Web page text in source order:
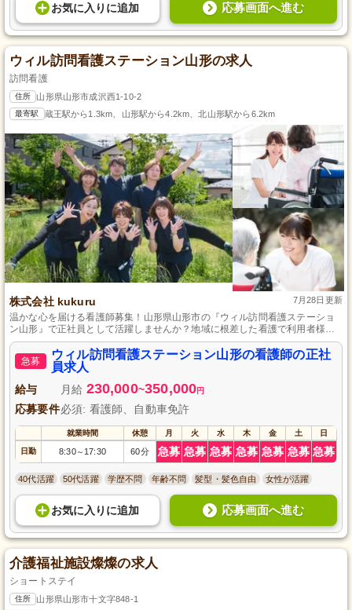
お気に入り に追加 応募画面へ進む
ウィル訪問看護ステーション山形の求人
訪問看護
住所 山形県山形市成沢西1-10-2
最寄駅 蔵王駅から1.3km、山形駅から4.2km、北山形駅から6.2km
株式会社 kukuru 7月28日更新
温かな心を届ける看護師募集！山形県山形市の『ウィル訪問看護ステーショ
ン山形』で正社員として活躍しませんか？地域に根差した看護で利用者様に
寄り添い、自立を支援するやりがいのあるお仕事です。チームワークを大切
に、質の高い医療サービスを提供できる方をお待ちしています。教育体制も
充実しているので、ブランクのある方や経験の浅い方も安心してチャレンジ
できます。あなたの専門性と温かな心で、地域の健康を守りましょう。
急募
ウィル訪問看護ステーション山形の看護師の正社
員求人
給与 月給 230,000~350,000円
応募要件必須: 看護師、自動車免許
就業時間 休憩 月 火 水 木 金 土 日
日勤 8:30～ 17:30 60分 急募 急募 急募 急募 急募 急募 急募
40代活躍 50代活躍 学歴不問 年齢不問 髪型・髪色自由 女性が活躍
お気に入り に追加 応募画面へ進む
介護福祉施設燦燦の求人
ショートステイ
住所 山形県山形市十文字848-1